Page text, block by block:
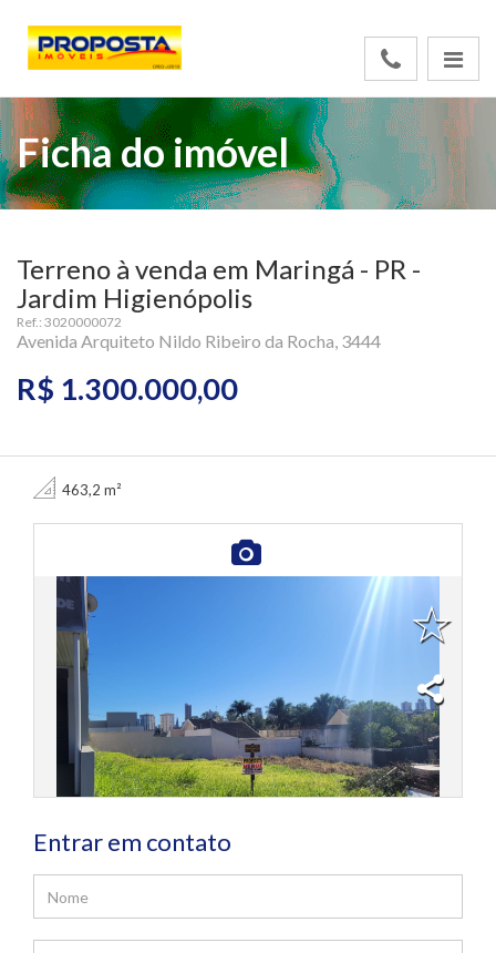
Ficha do imóvel
Terreno à venda em Maringá - PR -
Jardim Higienópolis
Ref.: 3020000072
Avenida Arquiteto Nildo Ribeiro da Rocha, 3444
R$ 1.300.000,00
463,2 m²
Entrar em contato